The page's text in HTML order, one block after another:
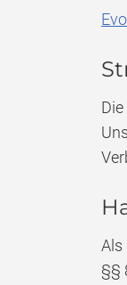
Als
§§